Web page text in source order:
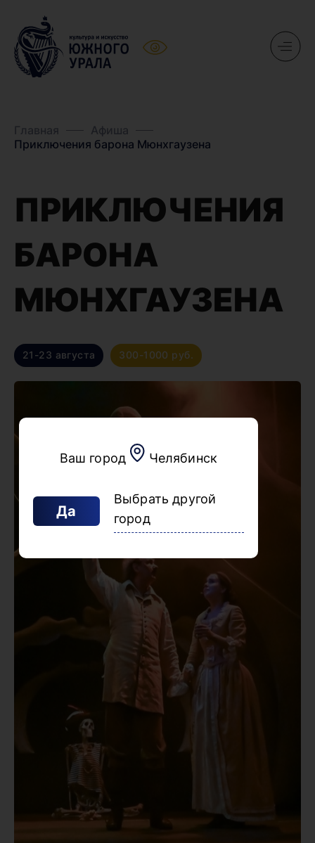
Ваш город Челябинск
Да
Выбрать другой
город
Главная
Афиша
Приключения барона Мюнхгаузена
ПРИКЛЮЧЕНИЯ
БАРОНА
МЮНХГАУЗЕНА
21-23 августа 300-1000 руб.